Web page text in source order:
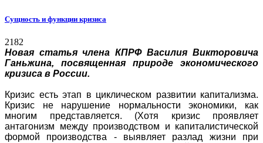
Сущность и функции кризиса
2182
Новая статья члена КПРФ Василия Викторовича
Ганьжина, посвященная природе экономического
кризиса в России.
Кризис есть этап в циклическом развитии капитализма.
Кризис не нарушение нормальности экономики, как
многим представляется. (Хотя кризис проявляет
антагонизм между производством и капиталистической
формой производства - выявляет разлад жизни при